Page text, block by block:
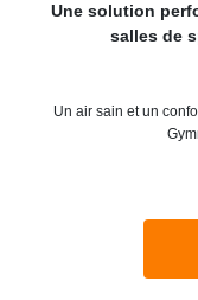
Une solution
salles de
Un air sain et un